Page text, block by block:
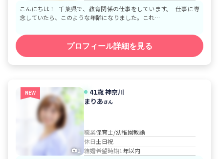
こんにちは！ 千葉県で、教育関係の仕事をしています。 仕事に専
念していたら、このような年齢になりました。これ…
プロフィール詳細を見る
NEW
2
41歳神奈川
まりあさん
職業保育士/幼稚園教諭
休日土日祝
結婚希望時期1年以内